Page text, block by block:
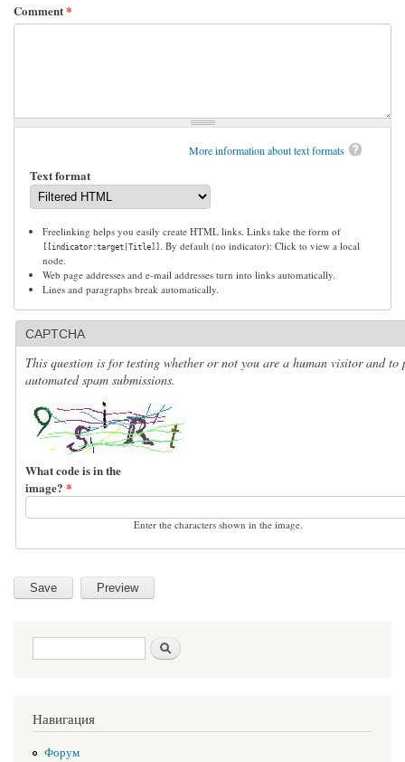
Comment*
More information about text formats
Text format
Freelinking helps you easily create HTML links. Links take the form of
[[indicator:target|Title]]
. By default (no indicator): Click to view a local
node.
Web page addresses and e-mail addresses turn into links automatically.
Lines and paragraphs break automatically.
CAPTCHA
This question is for testing whether or not you are a human visitor and to
automated spam submissions.
What code is in the
image? *
Enter the characters shown in the image.
Search form
Навигация
Форум